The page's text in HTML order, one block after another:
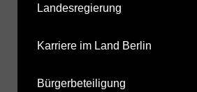
Landesregierung
Karriere im Land Berlin
Bürgerbeteiligung